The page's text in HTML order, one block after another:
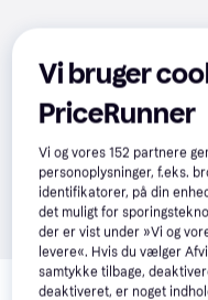
Relaterede
Vi bruger
PriceRunner
Vi og vores152 partnere
personoplysninger, f.eks.
identifikatorer, på din
det muligt for
der er vist under »Vi og
levere«. Hvis du vælger
samtykke tilbage,
deaktiveret, er noget